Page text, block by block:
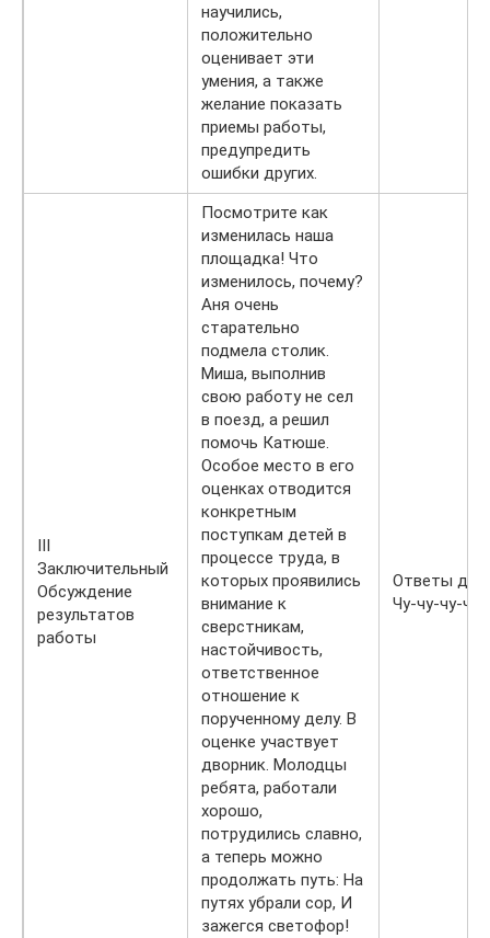
научились,
положительно
оценивает эти
умения, а также
желание показать
приемы работы,
предупре­дить
ошибки других.
III
Заключительный
Обсуждение
результатов
работы
Посмотрите как
изменилась наша
площадка! Что
изменилось, почему?
Аня очень
старательно
подмела столик.
Миша, выполнив
свою работу не сел
в поезд, а решил
помочь Катюше.
Особое место в его
оценках отводится
конкретным
поступкам детей в
процессе труда, в
которых проявились
внимание к
сверстникам,
настойчи­вость,
ответственное
отношение к
порученному делу. В
оценке участвует
дворник. Молодцы
ребята, работали
хорошо,
потрудились славно,
а теперь можно
продолжать путь: На
путях убрали сор, И
зажегся светофор!
Ответы
Чу-чу-чу-чу